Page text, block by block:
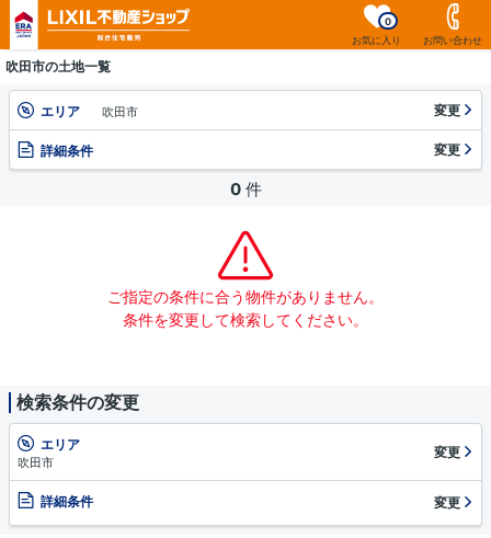
お気に入り
0
お問い合わせ
吹田市の土地一覧
エリア 吹田市 変更
詳細条件 変更
0 件
ご指定の条件に合う物件がありません。
条件を変更して検索してください。
検索条件の変更
エリア
吹田市
変更
詳細条件 変更